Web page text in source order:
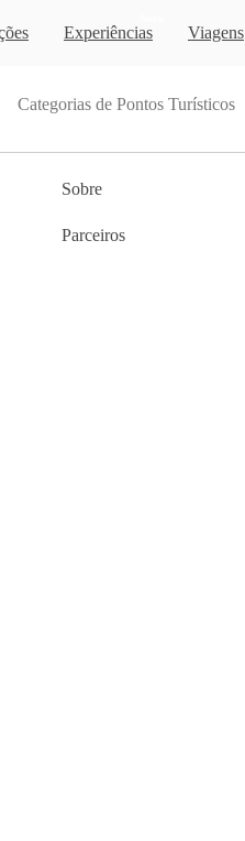
Experiências Viagens
Categorias de Pontos Turísticos
Sobre
Parceiros